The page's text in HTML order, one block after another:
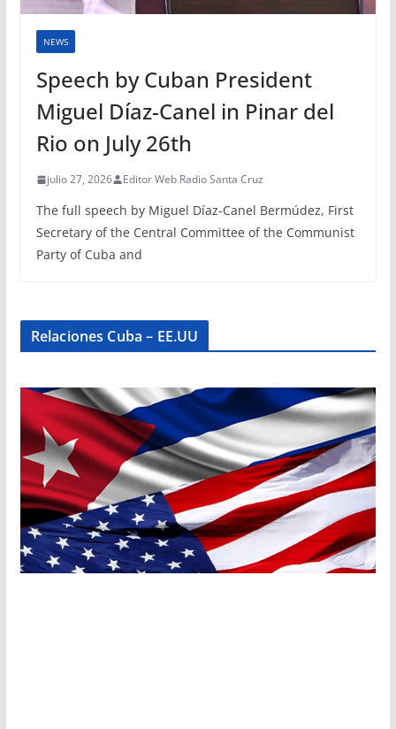
NEWS
Speech by Cuban President
Miguel Díaz-Canel in Pinar del
Rio on July 26th
julio 27, 2026 Editor Web Radio Santa Cruz
The full speech by Miguel Díaz-Canel Bermúdez, First
Secretary of the Central Committee of the Communist
Party of Cuba and
Relaciones Cuba – EE.UU